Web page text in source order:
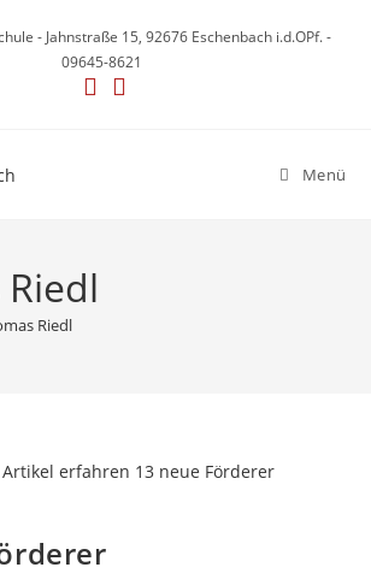
- Jahnstraße 15, 92676 Eschenbach i.d.OPf. -
09645-8621
Menü
Riedl